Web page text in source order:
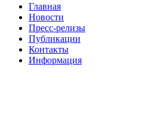
Главная
Новости
Пресс-релизы
Публикации
Контакты
Информация